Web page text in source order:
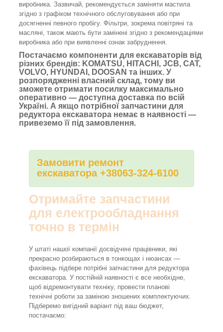
виробника. Зазвичай, рекомендується заміняти мастила
згідно з графіком технічного обслуговування або при
досягненні певного пробігу. Фільтри, зокрема повітряні та
масляні, також мають бути замінені згідно з рекомендаціями
виробника або при виявленні ознак забруднення.
Постачаємо компоненти для екскаваторів від
різних брендів: KOMATSU, HITACHI, JCB, CAT,
VOLVO, HYUNDAI, DOOSAN та інших. У
розпорядженні власний склад, тому ви
зможете отримати посилку максимально
оперативно — доступна доставка по всій
Україні. А якщо потрібної запчастини для
редуктора екскаватора немає в наявності —
привеземо її під замовлення.
Замовити ремонт
екскаватора +38063-324-6100
Отримайте запчастини
для електрообладнання
точно в термін
У штаті нашої компанії досвідчені працівники, які
прекрасно розбираються в тонкощах і нюансах —
фахівець підбере потрібні запчастини для редуктора
екскаватора. У постійній наявності є все необхідне,
щоб відремонтувати техніку, провести планові
технічні роботи за заміною зношених комплектуючих.
Підберемо вигідний варіант під ваш бюджет,
постачаємо: